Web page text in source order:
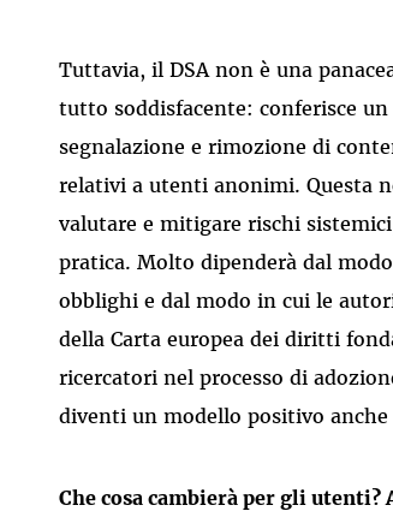
Tuttavia, il DSA non è una
tutto soddisfacente: conferisce
segnalazione e rimozione di
relativi a utenti anonimi. Questa
valutare e mitigare rischi
pratica. Molto dipenderà dal
obblighi e dal modo in cui le
della Carta europea dei diritti
ricercatori nel processo di
diventi un modello positivo anche
Che cosa cambierà per gli utenti?